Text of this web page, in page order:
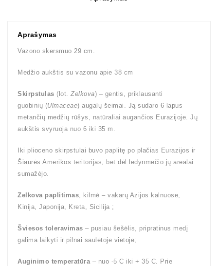
Aprašymas
Vazono skersmuo 29 cm.
Medžio aukštis su vazonu apie 38 cm
Skirpstulas (lot. Zelkova) – gentis, priklausanti
guobinių (Ulmaceae) augalų šeimai. Ją sudaro 6 lapus
metančių medžių rūšys, natūraliai augančios Eurazijoje. Jų
aukštis svyruoja nuo 6 iki 35 m.
Iki plioceno skirpstulai buvo paplitę po plačias Eurazijos ir
Šiaurės Amerikos teritorijas, bet dėl ledynmečio jų arealai
sumažėjo.
Zelkova paplitimas, kilmė – vakarų Azijos kalnuose,
Kinija, Japonija, Kreta, Sicilija ;
Šviesos toleravimas – pusiau šešėlis, pripratinus medį
galima laikyti ir pilnai saulėtoje vietoje;
Auginimo temperatūra– nuo -5 C iki + 35 C. Prie